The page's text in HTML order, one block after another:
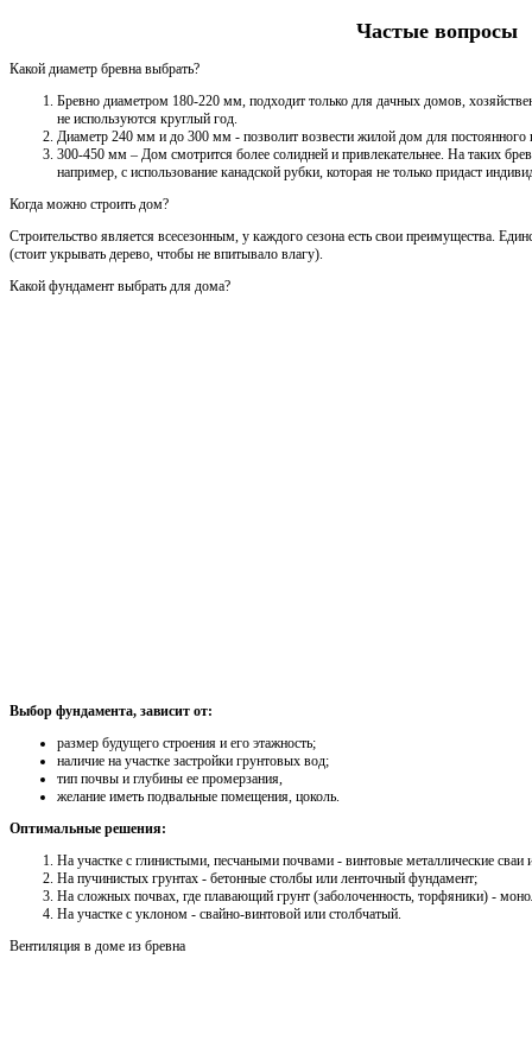
Частые вопросы
Какой диаметр бревна выбрать?
Бревно диаметром 180-220 мм, подходит только для дачных домов,
не используются круглый год.
Диаметр 240 мм и до 300 мм - позволит возвести жилой дом для
300-450 мм – Дом смотрится более солидней и привлекательнее. На таких
например, с использование канадской рубки, которая не только придаст
Когда можно строить дом?
Строительство является всесезонным, у каждого сезона есть свои преимущества.
(стоит укрывать дерево, чтобы не впитывало влагу).
Какой фундамент выбрать для дома?
Выбор фундамента, зависит от:
размер будущего строения и его этажность;
наличие на участке застройки грунтовых вод;
тип почвы и глубины ее промерзания,
желание иметь подвальные помещения, цоколь.
Оптимальные решения:
На участке с глинистыми, песчаными почвами - винтовые металлические
На пучинистых грунтах - бетонные столбы или ленточный фундамент;
На сложных почвах, где плавающий грунт (заболоченность, торфяники) -
На участке с уклоном - свайно-винтовой или столбчатый.
Вентиляция в доме из бревна